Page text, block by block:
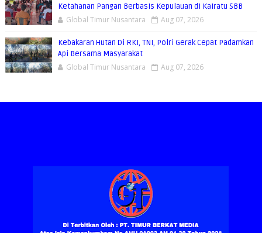
Ketahanan Pangan Berbasis Kepulauan di Kairatu SBB
Global Timur Nusantara Aug 07, 2026
Kebakaran Hutan Di RKI, TNI, Polri Gerak Cepat Padamkan
Api Bersama Masyarakat
Global Timur Nusantara Aug 07, 2026